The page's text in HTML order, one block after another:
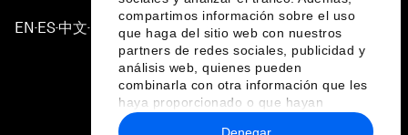
compartimos información sobre el uso
que haga del sitio web con nuestros
partners de redes sociales, publicidad y
análisis web, quienes pueden
combinarla con otra información que les
haya proporcionado o que hayan
recopilado a partir del uso que haya
Denegar
EN ▪ES▪中文▪ 日本語